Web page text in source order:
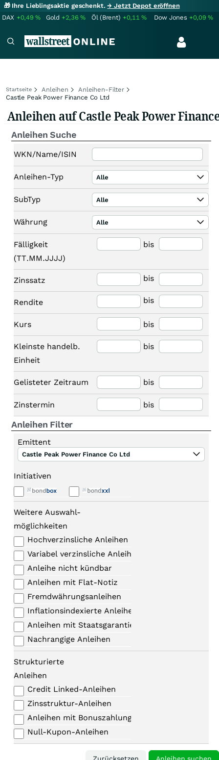
🎁 Ihre Lieblingsaktie geschenkt.→ Jetzt Depot eröffnen
DAX +0,49% Gold +2,36% Öl (Brent) +0,11% Dow Jones +0,09%
Startseite Anleihen
Anleihen-Filter
Castle Peak Power Finance Co Ltd
Anleihen auf Castle Peak Power
Anleihen Suche
WKN/Name/ISIN
Anleihen-Typ Alle
SubTyp Alle
Währung Alle
Fälligkeit
(TT.MM.JJJJ)
bis
Zinssatz bis
Rendite bis
Kurs bis
Kleinste handelb.
Einheit
bis
Gelisteter Zeitraum bis
Zinstermin bis
Anleihen Filter
Emittent
Castle Peak Power Finance Co Ltd
Initiativen
Weitere Auswahl-
möglichkeiten
Hochverzinsliche Anleihen
Variabel verzinsliche Anleihen
Anleihe nicht kündbar
Anleihen mit Flat-Notiz
Fremdwährungsanleihen
Inflationsindexierte Anleihen
Anleihen mit Staatsgarantie
Nachrangige Anleihen
Strukturierte
Anleihen
Credit Linked-Anleihen
Zinsstruktur-Anleihen
Anleihen mit Bonuszahlungen
Null-Kupon-Anleihen